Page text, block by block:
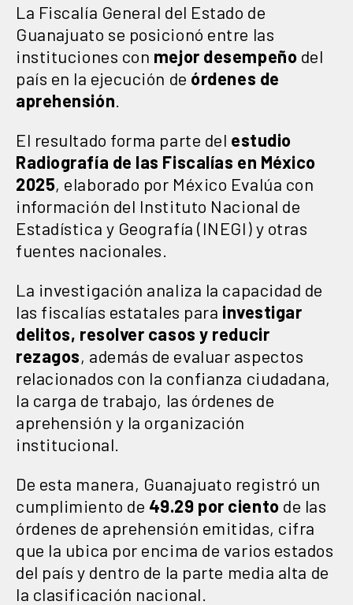
La Fiscalía General del Estado de
Guanajuato se posicionó entre las
instituciones con mejor desempeño del
país en la ejecución de órdenes de
aprehensión
El resultado forma parte del estudio
Radiografía de las Fiscalías en México
2025, elaborado por México Evalúa con
información del Instituto Nacional de
Estadística y Geografía (INEGI) y otras
fuentes nacionales.
La investigación analiza la capacidad de
las fiscalías estatales para investigar
delitos, resolver casos y reducir
rezagos, además de evaluar aspectos
relacionados con la confianza ciudadana,
la carga de trabajo, las órdenes de
aprehensión y la organización
institucional.
De esta manera, Guanajuato registró un
cumplimiento de 49.29 por ciento de las
órdenes de aprehensión emitidas, cifra
que la ubica por encima de varios estados
del país y dentro de la parte media alta de
la clasificación nacional.